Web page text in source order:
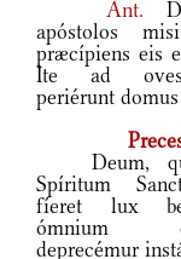
Ant.
apóstolos
præcípiens eis
Ite ad
periérunt
Deum,
Spíritum
fíeret lux
ómnium
deprecémur